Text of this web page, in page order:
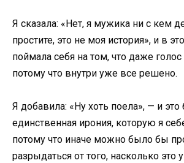
Я сказала: «Нет, я мужика ни с кем
простите, это не моя история», и в
поймала себя на том, что даже
потому что внутри уже все решено.
Я добавила: «Ну хоть поела», — и
единственная ирония, которую я
потому что иначе можно было бы
разрыдаться от того, насколько это